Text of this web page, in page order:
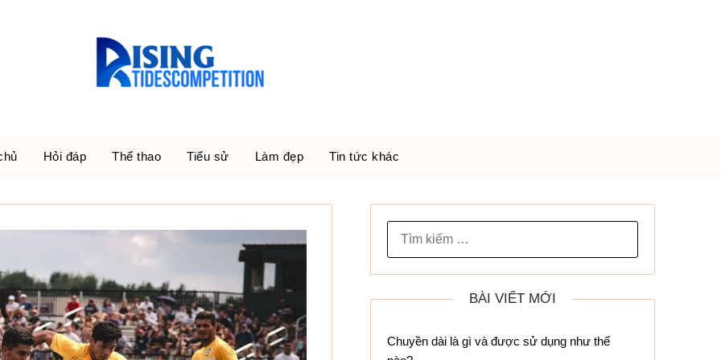
Hỏi đáp Thể thao Tiểu sử Làm đẹp Tin tức khác
BÀI VIẾT MỚI
Chuyền dài là gì và được sử dụng như thế